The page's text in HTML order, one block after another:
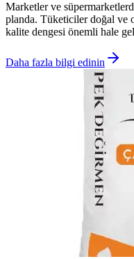
Marketler ve
planda. Tüketiciler doğal ve
kalite dengesi önemli hale
Daha fazla bilgi edinin